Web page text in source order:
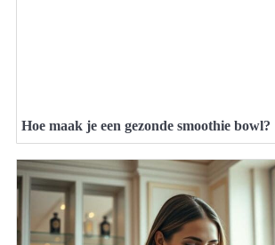
Hoe maak je een gezonde smoothie bowl?